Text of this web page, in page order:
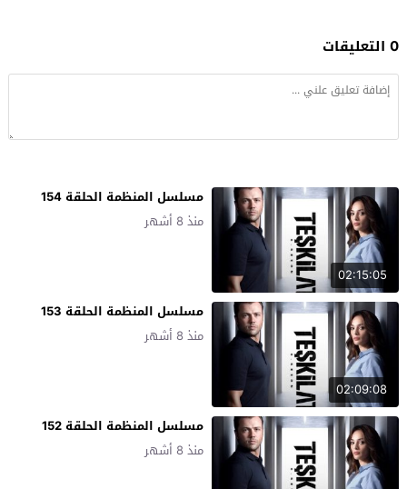
0 التعليقات
02:15:05
مسلسل المنظمة الحلقة 154
منذ 8 أشهر
02:09:08
مسلسل المنظمة الحلقة 153
منذ 8 أشهر
مسلسل المنظمة الحلقة 152
منذ 8 أشهر